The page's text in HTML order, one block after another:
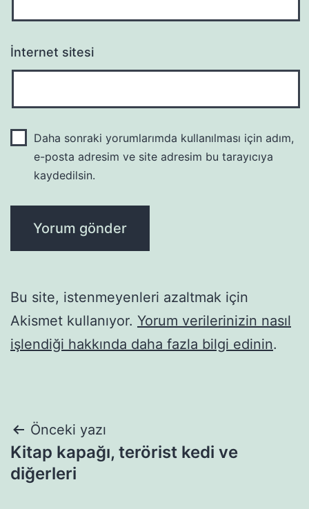
İnternet sitesi
Daha sonraki yorumlarımda kullanılması için adım,
e-posta adresim ve site adresim bu tarayıcıya
kaydedilsin.
Bu site, istenmeyenleri azaltmak için
Akismet kullanıyor. Yorum verilerinizin nasıl
işlendiği hakkında daha fazla bilgi edinin.
Yazı
gezinmesi
Önceki yazı
Kitap kapağı, terörist kedi ve
diğerleri